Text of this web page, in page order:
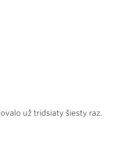
už tridsiaty šiesty raz.